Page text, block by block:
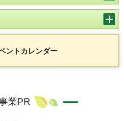
ントカレンダー
業PR